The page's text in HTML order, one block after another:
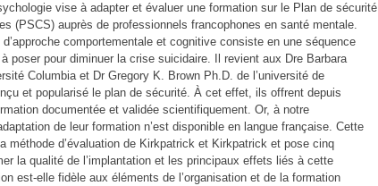
vise à adapter et évaluer une formation sur le Plan de sécurité
(PSCS) auprès de professionnels francophones en santé mentale.
comportementale et cognitive consiste en une séquence
poser pour diminuer la crise suicidaire. Il revient aux Dre Barbara
Columbia et Dr Gregory K. Brown Ph.D. de l’université de
et popularisé le plan de sécurité. À cet effet, ils offrent depuis
documentée et validée scientifiquement. Or, à notre
de leur formation n’est disponible en langue française. Cette
méthode d’évaluation de Kirkpatrick et Kirkpatrick et pose cinq
la qualité de l’implantation et les principaux effets liés à cette
est-elle fidèle aux éléments de l’organisation et de la formation